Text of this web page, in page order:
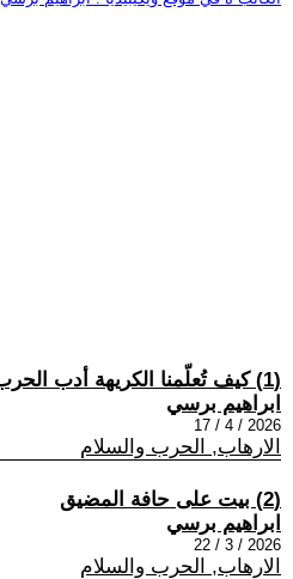
(1) كيف تُعلّمنا الكريهة أدب الحرب
ابراهيم برسي
2026 / 4 / 17
الارهاب, الحرب والسلام
(2) بيت على حافة المضيق
ابراهيم برسي
2026 / 3 / 22
الارهاب, الحرب والسلام